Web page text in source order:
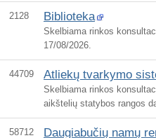
2128 Biblioteka
Skelbiama rinkos
17/08/2026.
44709 Atliekų tvarkymo
Skelbiama rinkos
aikštelių statybos rangos
58712 Daugiabučių namų